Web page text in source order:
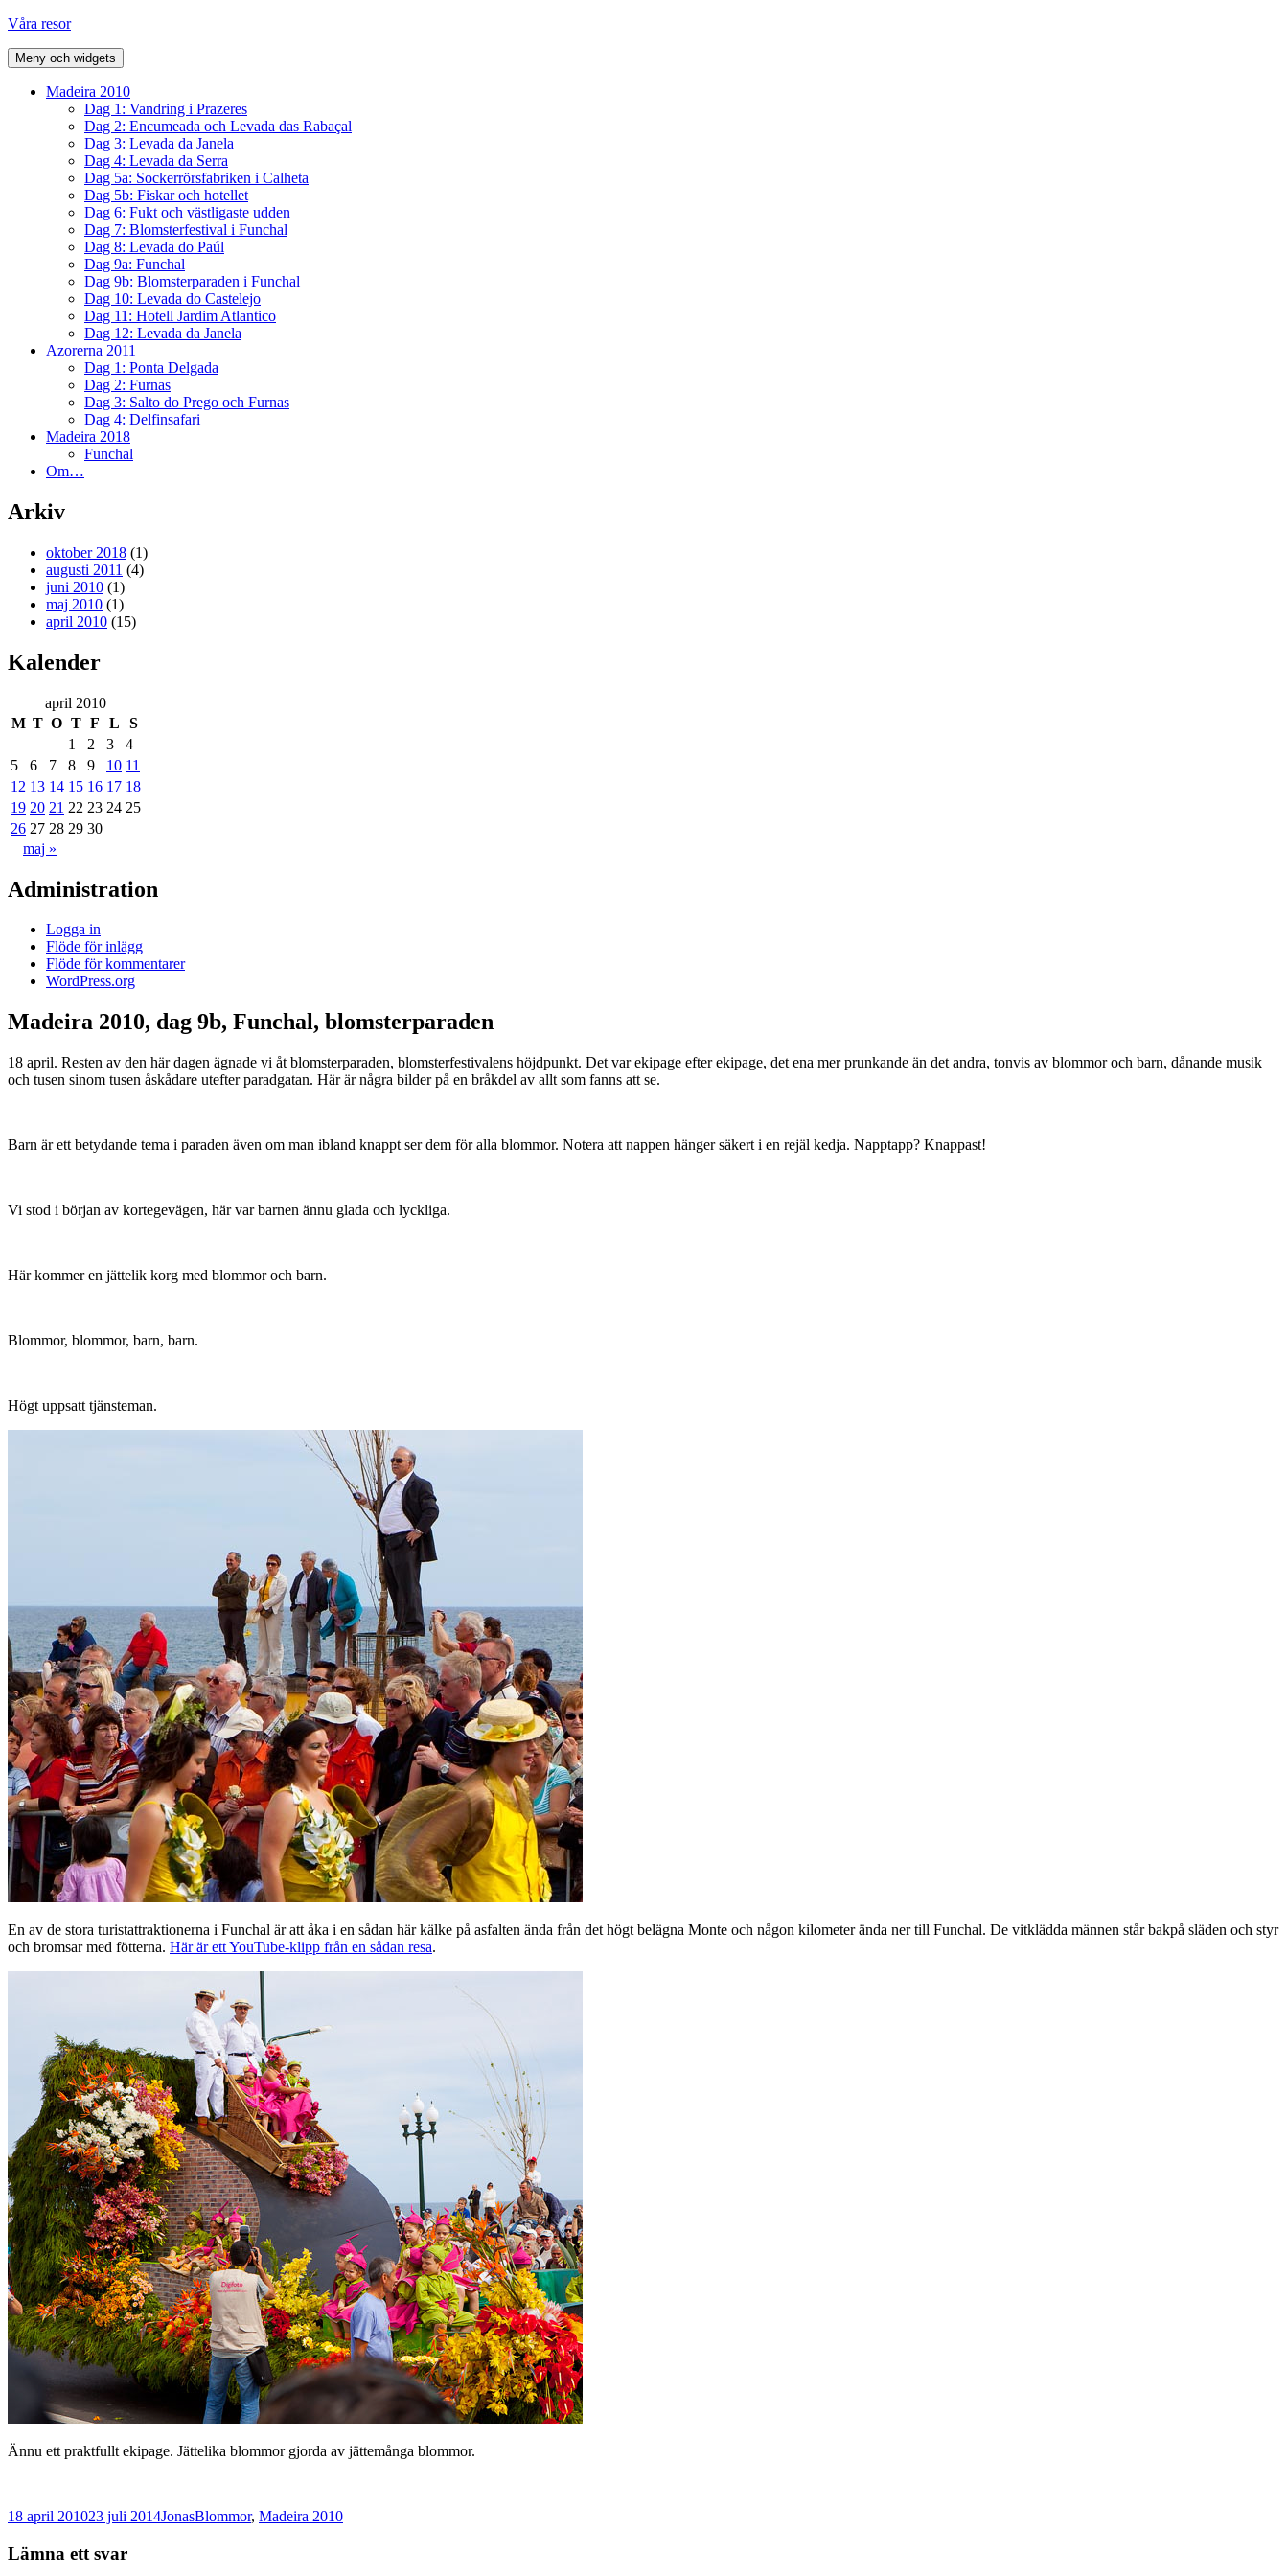
Hoppa
innehåll
Våra resor
Meny och widgets
Madeira 2010
Dag 1: Vandring i Prazeres
Dag 2: Encumeada och Levada das Rabaçal
Dag 3: Levada da Janela
Dag 4: Levada da Serra
Dag 5a: Sockerrörsfabriken i Calheta
Dag 5b: Fiskar och hotellet
Dag 6: Fukt och västligaste udden
Dag 7: Blomsterfestival i Funchal
Dag 8: Levada do Paúl
Dag 9a: Funchal
Dag 9b: Blomsterparaden i Funchal
Dag 10: Levada do Castelejo
Dag 11: Hotell Jardim Atlantico
Dag 12: Levada da Janela
Azorerna 2011
Dag 1: Ponta Delgada
Dag 2: Furnas
Dag 3: Salto do Prego och Furnas
Dag 4: Delfinsafari
Madeira 2018
Funchal
Om…
Arkiv
oktober 2018 (1)
augusti 2011 (4)
juni 2010 (1)
maj 2010 (1)
april 2010 (15)
Kalender
april 2010
M T O T F L
S
1
2 3
4
5
6 7 8 9 10 11
12 13 14 15 16 17 18
19 20 21 22 23 24 25
26 27 28 29 30
maj »
Administration
Logga in
Flöde för inlägg
Flöde för kommentarer
WordPress.org
Madeira 2010, dag 9b, Funchal, blomsterparaden
18 april. Resten av den här dagen ägnade vi åt blomsterparaden, blomsterfestivalens höjdpunkt. Det var ekipage efter ekipage, det ena mer prunkande än det andra, tonvis av blommor och barn, dånande musik
och tusen sinom tusen åskådare utefter paradgatan. Här är några bilder på en bråkdel av allt som fanns att se.
Barn är ett betydande tema i paraden även om man ibland knappt ser dem för alla blommor. Notera att nappen hänger säkert i en rejäl kedja. Napptapp? Knappast!
Vi stod i början av kortegevägen, här var barnen ännu glada och lyckliga.
Här kommer en jättelik korg med blommor och barn.
Blommor, blommor, barn, barn.
Högt uppsatt tjänsteman.
En av de stora turistattraktionerna i Funchal är att åka i en sådan här kälke på asfalten ända från det högt belägna Monte och någon kilometer ända ner till Funchal. De vitklädda männen står bakpå släden och styr
och bromsar med fötterna. Här är ett YouTube-klipp från en sådan resa.
Ännu ett praktfullt ekipage. Jättelika blommor gjorda av jättemånga blommor.
Postat
18 april 201023 juli 2014Författare
JonasKategorier
Blommor, Madeira 2010
Lämna ett svar